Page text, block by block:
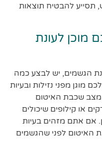
תסייע להבטיח תוצאות
מוכן לעונת
הגשמים, יש לבצע כמה
מוגן מפני נזילות ובעיות
מצב שכבת האיטום
או קילופים שיכולים
אם אתם מזהים בעיות
האיטום לפני שהגשמים